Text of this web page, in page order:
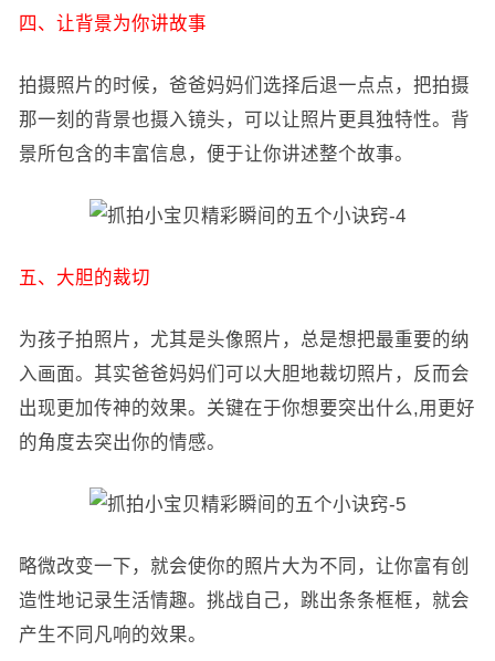
四、让背景为你讲故事
拍摄照片的时候，爸爸妈妈们选择后退一点点，把拍摄
那一刻的背景也摄入镜头，可以让照片更具独特性。背
景所包含的丰富信息，便于让你讲述整个故事。
五、大胆的裁切
为孩子拍照片，尤其是头像照片，总是想把最重要的纳
入画面。其实爸爸妈妈们可以大胆地裁切照片，反而会
出现更加传神的效果。关键在于你想要突出什么,用更好
的角度去突出你的情感。
略微改变一下，就会使你的照片大为不同，让你富有创
造性地记录生活情趣。挑战自己，跳出条条框框，就会
产生不同凡响的效果。